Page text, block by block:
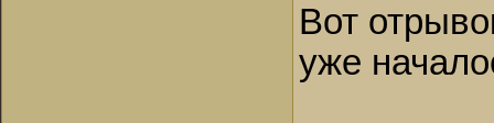
Вот
уже